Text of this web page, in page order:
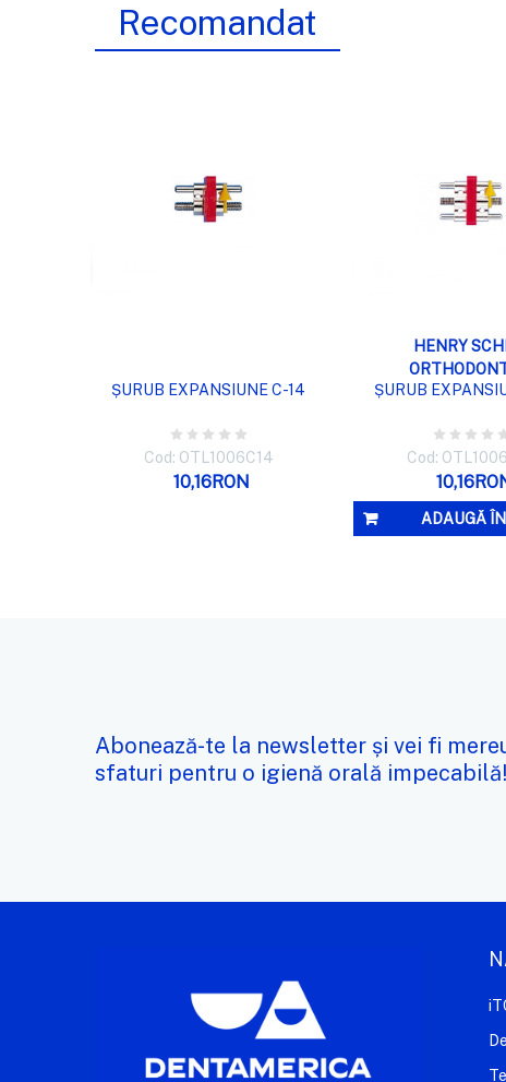
Recomandat
VIZUALIZARE RAPIDĂ
ȘURUB EXPANSIUNE C-14
Cod: OTL1006C14
10,16RON
VIZUALIZARE
HENRY
ȘURUB
Cod:
ADAUGĂ
Abonează-te la newsletter și vei fi
sfaturi pentru o igienă orală impecabilă!